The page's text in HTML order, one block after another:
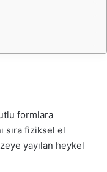
formlara
sıra fiziksel el
yayılan heykel